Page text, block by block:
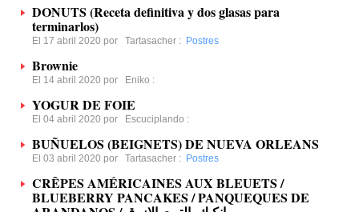
DONUTS (Receta definitiva y dos glasas para
terminarlos)
El 17 abril 2020 por Tartasacher : Postres
Brownie
El 14 abril 2020 por Eniko :
YOGUR DE FOIE
El 04 abril 2020 por Escuciplando :
BUÑUELOS (BEIGNETS) DE NUEVA ORLEANS
El 03 abril 2020 por Tartasacher : Postres
CRÊPES AMÉRICAINES AUX BLEUETS /
BLUEBERRY PANCAKES / PANQUEQUES DE